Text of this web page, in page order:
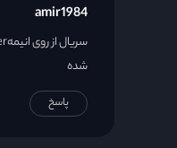
amir1984
شده
پاسخ